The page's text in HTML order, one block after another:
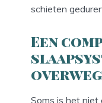
schieten
Een
Soms is het niet